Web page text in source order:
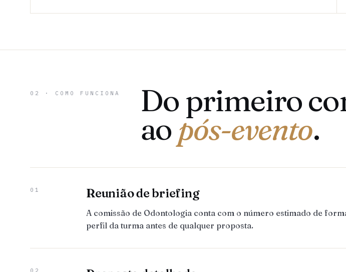
02 · COMO FUNCIONA Do primeiro
ao pós-evento.
01 Reunião de briefing
A comissão de Odontologia conta com o número estimado de
perfil da turma antes de qualquer proposta.
02